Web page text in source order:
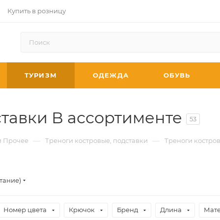
Купить в розницу
ТУРИЗМ ОДЕЖДА ОБУВЬ
В ассортименте 53
Прочее — Треноги костровые, подставки — Треноги
Номер цвета Крючок Бренд Длина